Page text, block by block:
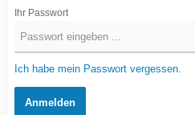
Ihr Passwort
Ich habe mein Passwort vergessen.
Anmelden